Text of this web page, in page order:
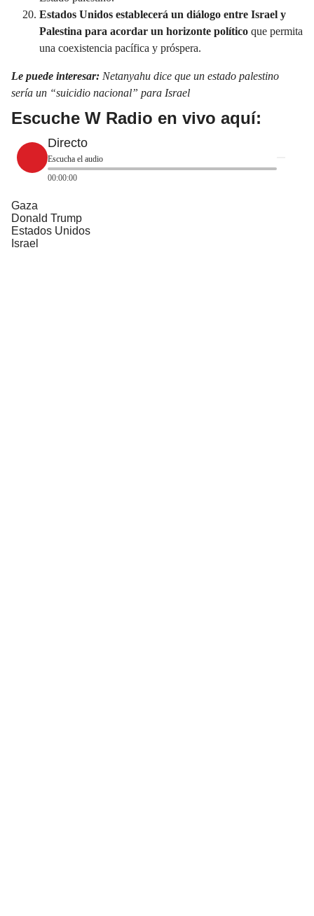
Estados Unidos establecerá un diálogo entre Israel y
Palestina para acordar un horizonte político que permita
una coexistencia pacífica y próspera.
Le puede interesar: Netanyahu dice que un estado palestino
sería un “suicidio nacional” para Israel
Escuche W Radio en vivo aquí:
Directo
Escucha el audio
00:00:00
Gaza
Donald Trump
Estados Unidos
Israel